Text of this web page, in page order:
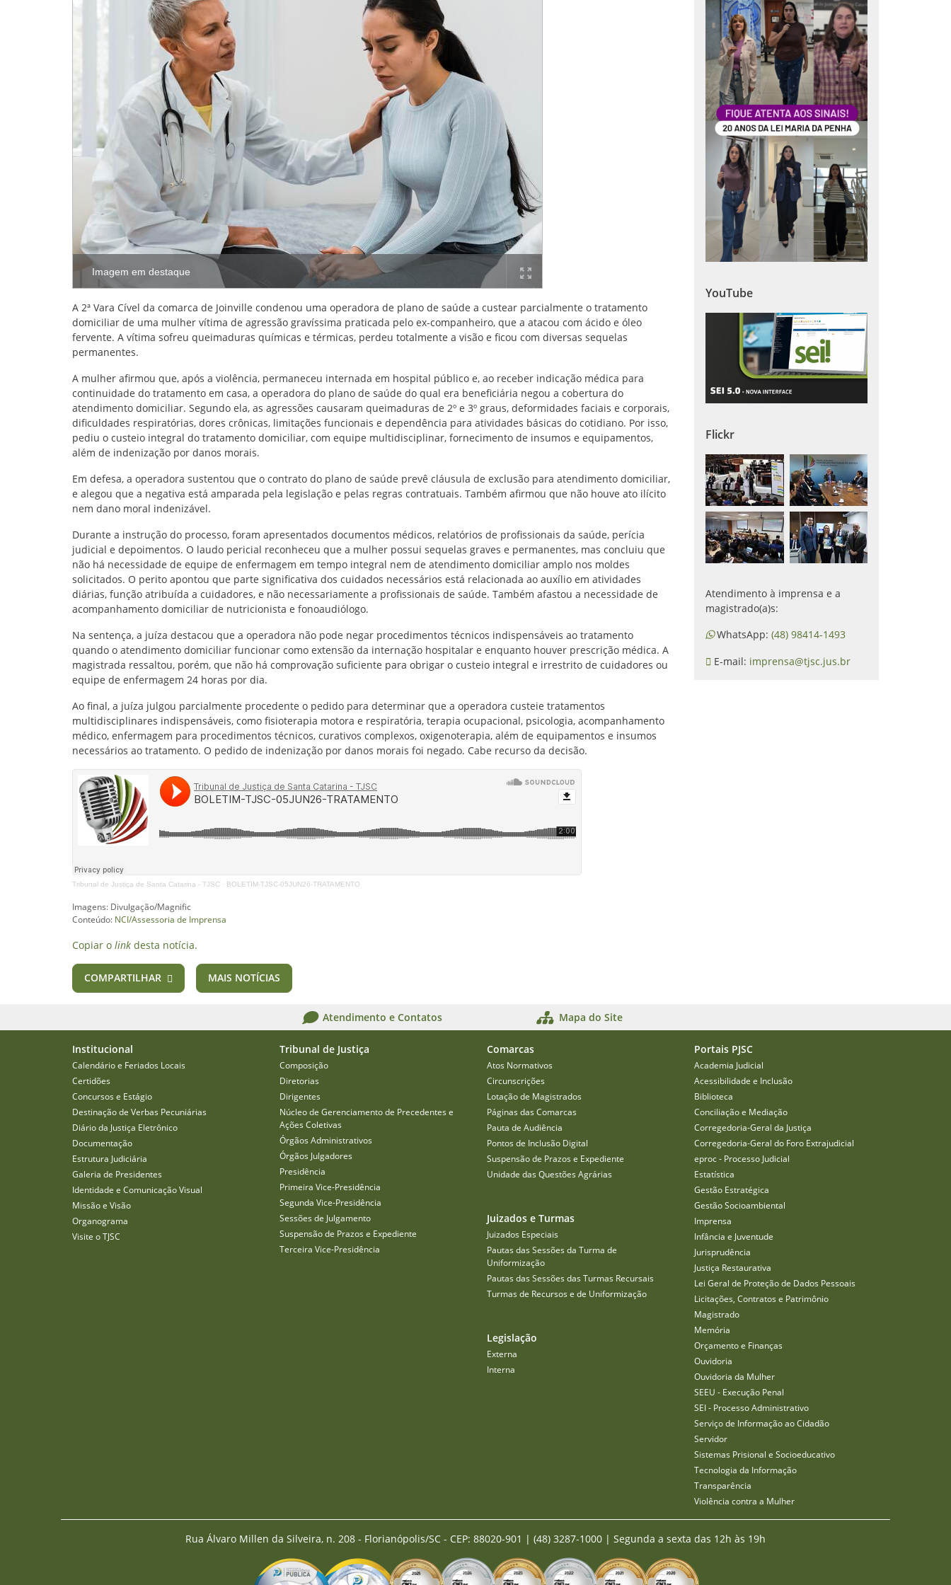
Imagem em destaque
A 2ª Vara Cível da comarca de Joinville condenou uma operadora de plano de saúde a custear parcialmente o tratamento
domiciliar de uma mulher vítima de agressão gravíssima praticada pelo ex-companheiro, que a atacou com ácido e óleo
fervente. A vítima sofreu queimaduras químicas e térmicas, perdeu totalmente a visão e ficou com diversas sequelas
permanentes.
A mulher afirmou que, após a violência, permaneceu internada em hospital público e, ao receber indicação médica para
continuidade do tratamento em casa, a operadora do plano de saúde do qual era beneficiária negou a cobertura do
atendimento domiciliar. Segundo ela, as agressões causaram queimaduras de 2º e 3º graus, deformidades faciais e corporais,
dificuldades respiratórias, dores crônicas, limitações funcionais e dependência para atividades básicas do cotidiano. Por isso,
pediu o custeio integral do tratamento domiciliar, com equipe multidisciplinar, fornecimento de insumos e equipamentos,
além de indenização por danos morais.
Em defesa, a operadora sustentou que o contrato do plano de saúde prevê cláusula de exclusão para atendimento domiciliar,
e alegou que a negativa está amparada pela legislação e pelas regras contratuais. Também afirmou que não houve ato ilícito
nem dano moral indenizável.
Durante a instrução do processo, foram apresentados documentos médicos, relatórios de profissionais da saúde, perícia
judicial e depoimentos. O laudo pericial reconheceu que a mulher possui sequelas graves e permanentes, mas concluiu que
não há necessidade de equipe de enfermagem em tempo integral nem de atendimento domiciliar amplo nos moldes
solicitados. O perito apontou que parte significativa dos cuidados necessários está relacionada ao auxílio em atividades
diárias, função atribuída a cuidadores, e não necessariamente a profissionais de saúde. Também afastou a necessidade de
acompanhamento domiciliar de nutricionista e fonoaudiólogo.
Na sentença, a juíza destacou que a operadora não pode negar procedimentos técnicos indispensáveis ao tratamento
quando o atendimento domiciliar funcionar como extensão da internação hospitalar e enquanto houver prescrição médica. A
magistrada ressaltou, porém, que não há comprovação suficiente para obrigar o custeio integral e irrestrito de cuidadores ou
equipe de enfermagem 24 horas por dia.
Ao final, a juíza julgou parcialmente procedente o pedido para determinar que a operadora custeie tratamentos
multidisciplinares indispensáveis, como fisioterapia motora e respiratória, terapia ocupacional, psicologia, acompanhamento
médico, enfermagem para procedimentos técnicos, curativos complexos, oxigenoterapia, além de equipamentos e insumos
necessários ao tratamento. O pedido de indenização por danos morais foi negado. Cabe recurso da decisão.
Tribunal de Justiça de Santa Catarina - TJSC · BOLETIM-TJSC-05JUN26-TRATAMENTO
Imagens: Divulgação/Magnific
Conteúdo: NCI/Assessoria de Imprensa
Copiar o link desta notícia.
COMPARTILHAR MAIS NOTÍCIAS
YouTube
Flickr
Atendimento à imprensa e a
magistrado(a)s:
WhatsApp: (48) 98414-1493
E-mail: imprensa@tjsc.jus.br
Atendimento e Contatos Mapa do Site
Institucional
Calendário e Feriados Locais
Certidões
Concursos e Estágio
Destinação de Verbas Pecuniárias
Diário da Justiça Eletrônico
Documentação
Estrutura Judiciária
Galeria de Presidentes
Identidade e Comunicação Visual
Missão e Visão
Organograma
Visite o TJSC
Tribunal de Justiça
Composição
Diretorias
Dirigentes
Núcleo de Gerenciamento de Precedentes e
Ações Coletivas
Órgãos Administrativos
Órgãos Julgadores
Presidência
Primeira Vice-Presidência
Segunda Vice-Presidência
Sessões de Julgamento
Suspensão de Prazos e Expediente
Terceira Vice-Presidência
Comarcas
Atos Normativos
Circunscrições
Lotação de Magistrados
Páginas das Comarcas
Pauta de Audiência
Pontos de Inclusão Digital
Suspensão de Prazos e Expediente
Unidade das Questões Agrárias
Juizados e Turmas
Juizados Especiais
Pautas das Sessões da Turma de
Uniformização
Pautas das Sessões das Turmas Recursais
Turmas de Recursos e de Uniformização
Legislação
Externa
Interna
Portais PJSC
Academia Judicial
Acessibilidade e Inclusão
Biblioteca
Conciliação e Mediação
Corregedoria-Geral da Justiça
Corregedoria-Geral do Foro Extrajudicial
eproc - Processo Judicial
Estatística
Gestão Estratégica
Gestão Socioambiental
Imprensa
Infância e Juventude
Jurisprudência
Justiça Restaurativa
Lei Geral de Proteção de Dados Pessoais
Licitações, Contratos e Patrimônio
Magistrado
Memória
Orçamento e Finanças
Ouvidoria
Ouvidoria da Mulher
SEEU - Execução Penal
SEI - Processo Administrativo
Serviço de Informação ao Cidadão
Servidor
Sistemas Prisional e Socioeducativo
Tecnologia da Informação
Transparência
Violência contra a Mulher
Rua Álvaro Millen da Silveira, n. 208 - Florianópolis/SC - CEP: 88020-901 | (48) 3287-1000 | Segunda a sexta das 12h às 19h